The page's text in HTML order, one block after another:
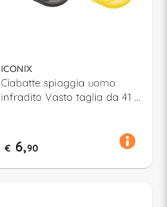
ICONIX
Ciabatte spiaggia uomo
infradito Vasto taglia da 41 a
€ 6,90